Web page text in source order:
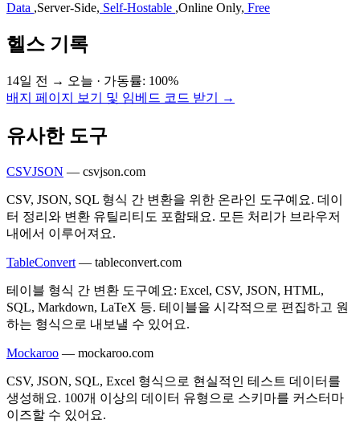
Data ,Server-Side, Self-Hostable ,Online Only, Free
헬스 기록
14일 전 → 오늘 · 가동률: 100%
배지 페이지 보기 및 임베드 코드 받기 →
유사한 도구
CSVJSON — csvjson.com
CSV, JSON, SQL 형식 간 변환을 위한 온라인 도구예요. 데이
터 정리와 변환 유틸리티도 포함돼요. 모든 처리가 브라우저
내에서 이루어져요.
TableConvert — tableconvert.com
테이블 형식 간 변환 도구예요: Excel, CSV, JSON, HTML,
SQL, Markdown, LaTeX 등. 테이블을 시각적으로 편집하고 원
하는 형식으로 내보낼 수 있어요.
Mockaroo — mockaroo.com
CSV, JSON, SQL, Excel 형식으로 현실적인 테스트 데이터를
생성해요. 100개 이상의 데이터 유형으로 스키마를 커스터마
이즈할 수 있어요.